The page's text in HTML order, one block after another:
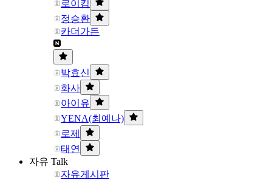
로이킴
정승환
카더가든
박효신
화사
아이유
YENA(최예나)
로제
태연
자유 Talk
자유게시판